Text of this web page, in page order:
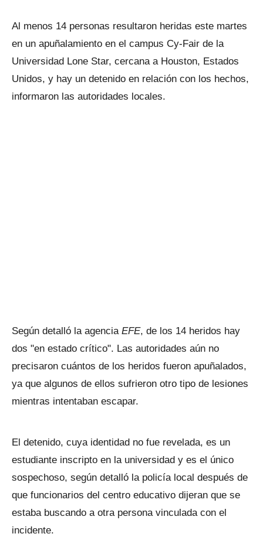
Al menos 14 personas resultaron heridas este martes
en un apuñalamiento en el campus Cy-Fair de la
Universidad Lone Star, cercana a Houston, Estados
Unidos, y hay un detenido en relación con los hechos,
informaron las autoridades locales.
Según detalló la agencia EFE, de los 14 heridos hay
dos "en estado crítico". Las autoridades aún no
precisaron cuántos de los heridos fueron apuñalados,
ya que algunos de ellos sufrieron otro tipo de lesiones
mientras intentaban escapar.
El detenido, cuya identidad no fue revelada, es un
estudiante inscripto en la universidad y es el único
sospechoso, según detalló la policía local después de
que funcionarios del centro educativo dijeran que se
estaba buscando a otra persona vinculada con el
incidente.